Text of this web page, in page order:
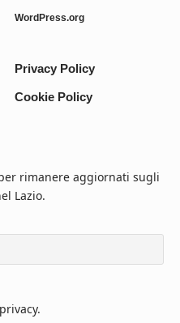
WordPress.org
Privacy Policy
Cookie Policy
rimanere aggiornati sugli
Lazio.